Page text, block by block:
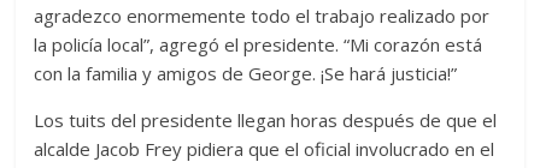
agradezco enormemente todo el trabajo realizado por
la policía local”, agregó el presidente. “Mi corazón está
con la familia y amigos de George. ¡Se hará justicia!”
Los tuits del presidente llegan horas después de que el
alcalde Jacob Frey pidiera que el oficial involucrado en el